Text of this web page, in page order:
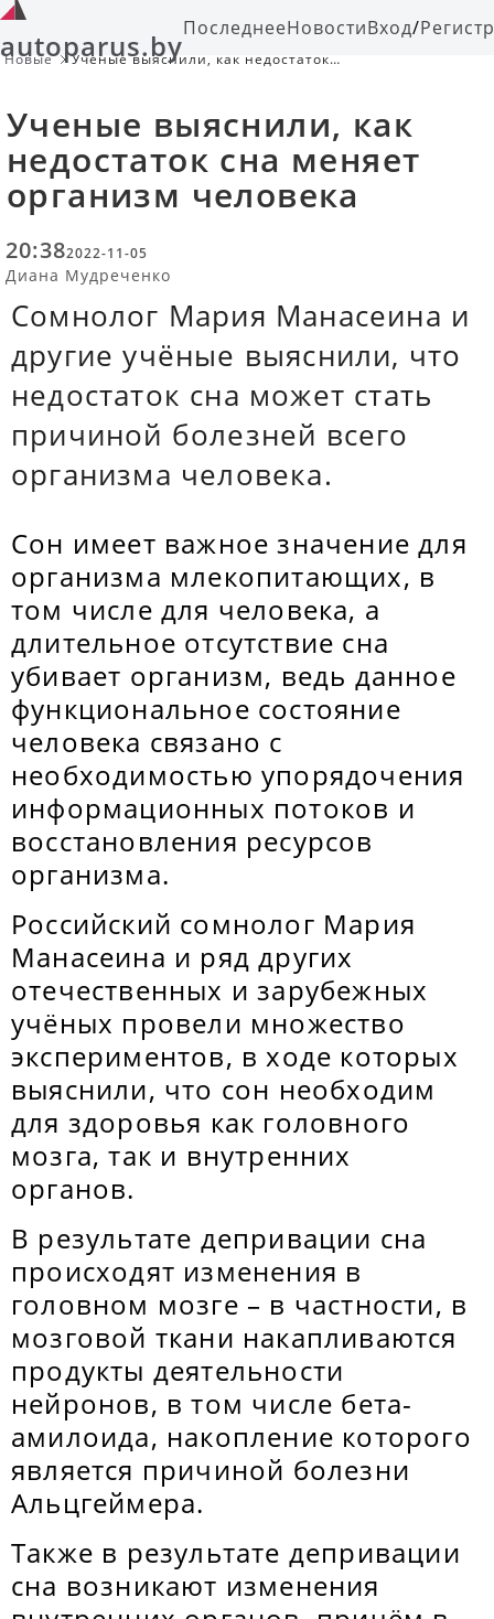
autoparus.byПоследнееНовостиВход/
Новые
Ученые выяснили, как недостаток
Ученые выяснили, как
недостаток сна меняет
организм человека
20:382022-11-05
Диана Мудреченко
Сомнолог Мария Манасеина и
другие учёные выяснили, что
недостаток сна может стать
причиной болезней всего
организма человека.
Сон имеет важное значение для
организма млекопитающих, в
том числе для человека, а
длительное отсутствие сна
убивает организм, ведь данное
функциональное состояние
человека связано с
необходимостью упорядочения
информационных потоков и
восстановления ресурсов
организма.
Российский сомнолог Мария
Манасеина и ряд других
отечественных и зарубежных
учёных провели множество
экспериментов, в ходе которых
выяснили, что сон необходим
для здоровья как головного
мозга, так и внутренних
органов.
В результате депривации сна
происходят изменения в
головном мозге – в частности, в
мозговой ткани накапливаются
продукты деятельности
нейронов, в том числе бета-
амилоида, накопление которого
является причиной болезни
Альцгеймера.
Также в результате депривации
сна возникают изменения